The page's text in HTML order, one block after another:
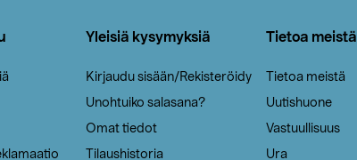
Yleisiä kysymyksiä
Kirjaudu sisään/Rekisteröidy
Unohtuiko salasana?
Omat tiedot
Tilaushistoria
Tietoa meistä
Tietoa meistä
Uutishuone
Vastuullisuus
Ura